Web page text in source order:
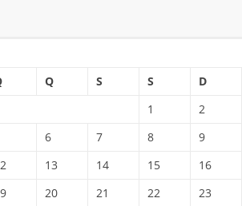
Q S S
D
1
2
6 7 8
9
13 14 15
16
20 21 22
23